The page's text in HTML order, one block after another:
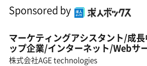
Sponsored by
マーケティングアシスタント/成
ップ企業/インターネット/Webサ
株式会社AGE technologies